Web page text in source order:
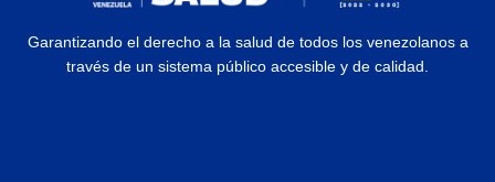
Garantizando el derecho a la salud de todos los venezolanos a
través de un sistema público accesible y de calidad.